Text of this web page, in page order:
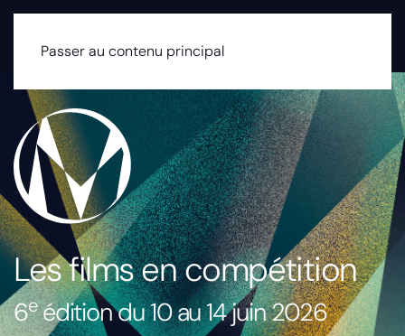
Passer au contenu principal
Les films en compétition
6eédition du 10 au 14 juin 2026